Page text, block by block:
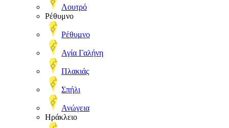
Λουτρό
Ρέθυμνο
Ρέθυμνο
Αγία Γαλήνη
Πλακιάς
Σπήλι
Ανώγεια
Ηράκλειο